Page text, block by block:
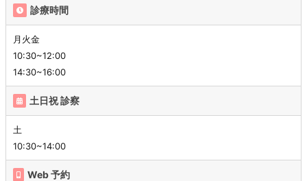
診療時間
月火金
10:30~12:00
14:30~16:00
土日祝 診察
土
10:30~14:00
Web 予約